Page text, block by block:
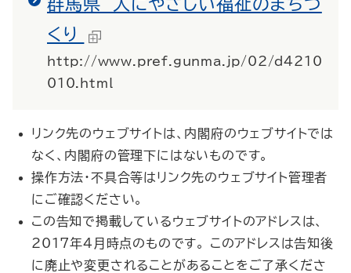
群馬県 人にやさしい福祉のまちづ
くり
http://www.pref.gunma.jp/02/d4210
010.html
リンク先のウェブサイトは、内閣府のウェブサイトでは
なく、内閣府の管理下にはないものです。
操作方法・不具合等はリンク先のウェブサイト管理者
にご確認ください。
この告知で掲載しているウェブサイトのアドレスは、
2017年4月時点のものです。 このアドレスは告知後
に廃止や変更されることがあることをご了承くださ